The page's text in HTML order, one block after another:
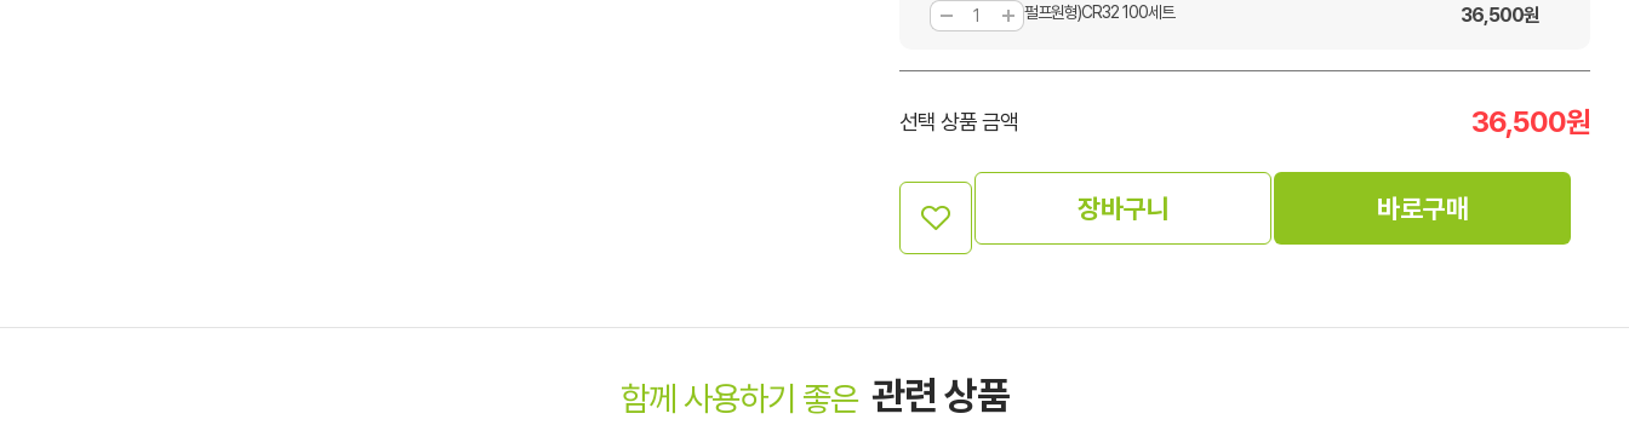
펄프원형)CR32 100세트 36,500원
선택 상품 금액 36,500원
장바구니 바로구매
함께 사용하기 좋은 관련 상품